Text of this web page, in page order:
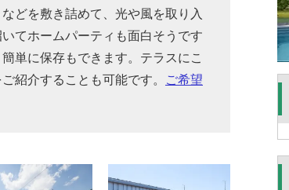
どを敷き詰めて、光や風を取り入
てホームパーティも面白そうです
単に保存もできます。テラスにこ
紹介することも可能です。
ご希望